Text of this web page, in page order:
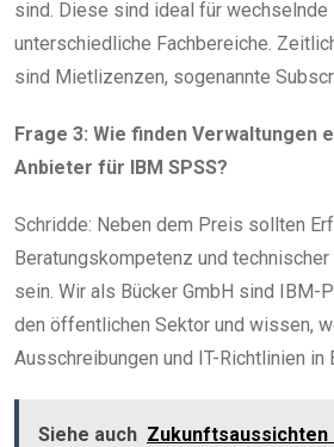
sind. Diese sind ideal für
unterschiedliche Fachbereiche.
sind Mietlizenzen, sogenannte
Frage 3: Wie finden Verwaltungen
Anbieter für IBM SPSS?
Schridde: Neben dem Preis sollten
Beratungskompetenz und
sein. Wir als Bücker GmbH sind IBM-
den öffentlichen Sektor und wissen,
Ausschreibungen und IT-Richtlinien in
Siehe auch Zukunftsaussichten